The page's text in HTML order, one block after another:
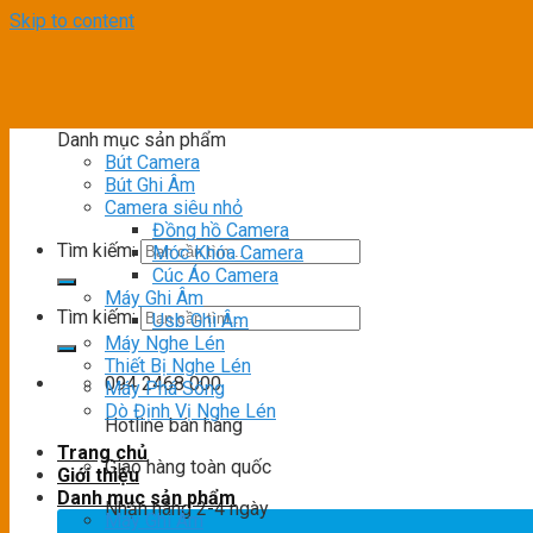
Skip to content
Tìm kiếm:
Tìm kiếm:
094 2468 000
Hotline bán hàng
Giao hàng toàn quốc
Nhận hàng 2-4 ngày
Danh mục sản phẩm
Bút Camera
Bút Ghi Âm
Camera siêu nhỏ
Đồng hồ Camera
Móc Khóa Camera
Cúc Áo Camera
Máy Ghi Âm
Usb Ghi Âm
Máy Nghe Lén
Thiết Bị Nghe Lén
Máy Phá Sóng
Dò Định Vị Nghe Lén
Trang chủ
Giới thiệu
Danh mục sản phẩm
Máy Ghi Âm